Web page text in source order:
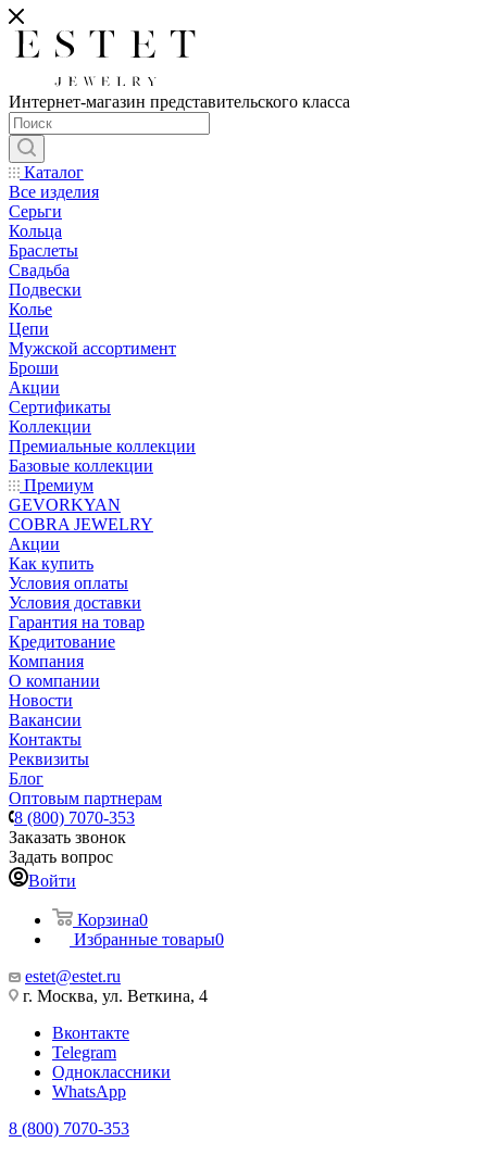
Интернет-магазин представительского класса
Каталог
Все изделия
Серьги
Кольца
Браслеты
Свадьба
Подвески
Колье
Цепи
Мужской ассортимент
Броши
Акции
Сертификаты
Коллекции
Премиальные коллекции
Базовые коллекции
Премиум
GEVORKYAN
COBRA JEWELRY
Акции
Как купить
Условия оплаты
Условия доставки
Гарантия на товар
Кредитование
Компания
О компании
Новости
Вакансии
Контакты
Реквизиты
Блог
Оптовым партнерам
8 (800) 7070-353
Заказать звонок
Задать вопрос
Войти
Корзина0
Избранные товары0
estet@estet.ru
г. Москва, ул. Веткина, 4
Вконтакте
Telegram
Одноклассники
WhatsApp
8 (800) 7070-353